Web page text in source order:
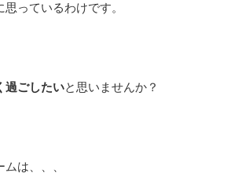
っているわけです。
過ごしたいと思いませんか？
は、、、